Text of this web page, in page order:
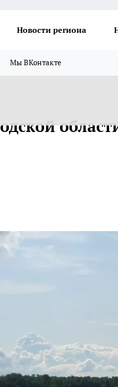
Новости региона
Мы ВКонтакте